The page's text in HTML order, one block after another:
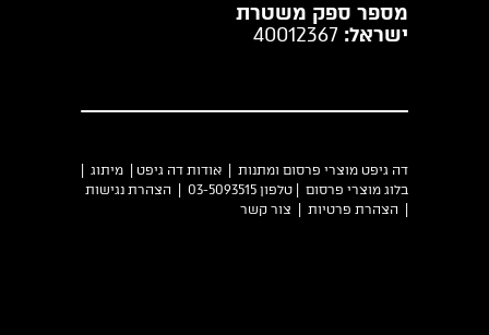
מספר ספק משטרת
ישראל:
דה גיפט מוצרי פרסום ומתנות | אודות דה גיפט מיתוג
בלוג מוצרי פרסום | טלפון 03-5093515 |
הצהרת נגישות
הצהרת פרטיות צור קשר